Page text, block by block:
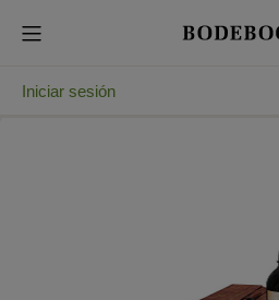
Iniciar sesión